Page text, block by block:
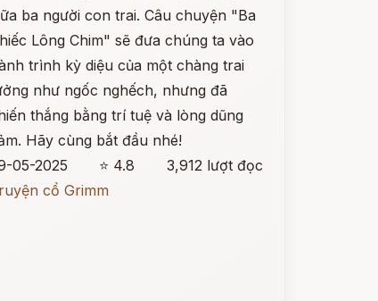
ba người con trai. Câu chuyện "Ba
Lông Chim" sẽ đưa chúng ta vào
trình kỳ diệu của một chàng trai
như ngốc nghếch, nhưng đã
thắng bằng trí tuệ và lòng dũng
Hãy cùng bắt đầu nhé!
05-2025
⭐ 4.8
3,912 lượt đọc
cổ Grimm